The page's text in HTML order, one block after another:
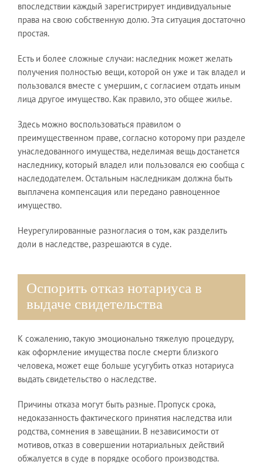
впоследствии каждый зарегистрирует индивидуальные
права на свою собственную долю. Эта ситуация достаточно
простая.
Есть и более сложные случаи: наследник может желать
получения полностью вещи, которой он уже и так владел и
пользовался вместе с умершим, с согласием отдать иным
лица другое имущество. Как правило, это общее жилье.
Здесь можно воспользоваться правилом о
преимущественном праве, согласно которому при разделе
унаследованного имущества, неделимая вещь достанется
наследнику, который владел или пользовался ею сообща с
наследодателем. Остальным наследникам должна быть
выплачена компенсация или передано равноценное
имущество.
Неурегулированные разногласия о том, как разделить
доли в наследстве, разрешаются в суде.
Оспорить отказ нотариуса в
выдаче свидетельства
К сожалению, такую эмоционально тяжелую процедуру,
как оформление имущества после смерти близкого
человека, может еще больше усугубить отказ нотариуса
выдать свидетельство о наследстве.
Причины отказа могут быть разные. Пропуск срока,
недоказанность фактического принятия наследства или
родства, сомнения в завещании. В независимости от
мотивов, отказ в совершении нотариальных действий
обжалуется в суде в порядке особого производства.